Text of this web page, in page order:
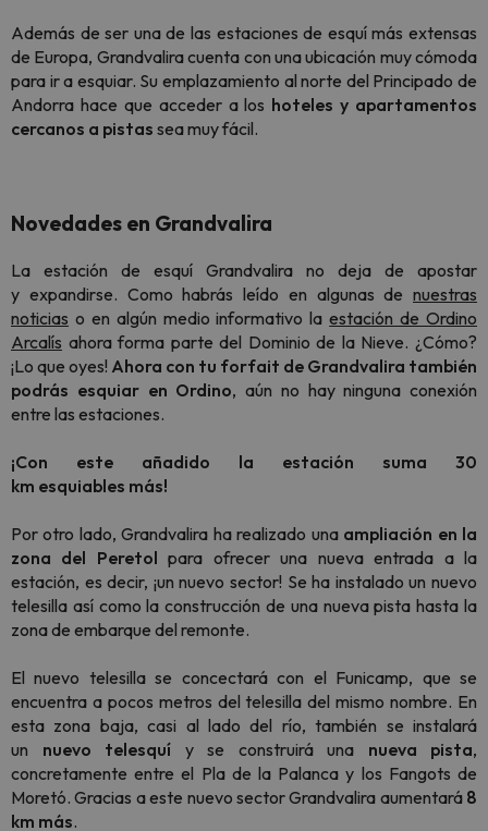
Además de ser una de las estaciones de esquí más extensas
de Europa, Grandvalira cuenta con una ubicación muy cómoda
para ir a esquiar. Su emplazamiento al norte del Principado de
Andorra hace que acceder a los hoteles y apartamentos
cercanos a pistas sea muy fácil.
Novedades en Grandvalira
La estación de esquí Grandvalira no deja de apostar
y expandirse. Como habrás leído en algunas de nuestras
noticias o en algún medio informativo laestación de Ordino
Arcalís ahora forma parte del Dominio de la Nieve. ¿Cómo?
¡Lo que oyes! Ahora con tu forfait de Grandvalira también
podrás esquiar en Ordino, aún no hay ninguna conexión
entre las estaciones.
¡Con este añadido la estación suma 30
km esquiables más!
Por otro lado, Grandvalira ha realizado una ampliación en la
zona del Peretol para ofrecer una nueva entrada a la
estación, es decir, ¡un nuevo sector! Se ha instalado un nuevo
telesilla así como la construcción de una nueva pista hasta la
zona de embarque del remonte.
El nuevo telesilla se concectará con el Funicamp, que se
encuentra a pocos metros del telesilla del mismo nombre. En
esta zona baja, casi al lado del río, también se instalará
un nuevo telesquí y se construirá una nueva pista,
concretamente entre el Pla de la Palanca y los Fangots de
Moretó. Gracias a este nuevo sector Grandvalira aumentará 8
km más.